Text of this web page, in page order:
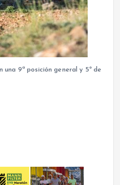
una 9ª posición general y 5º de